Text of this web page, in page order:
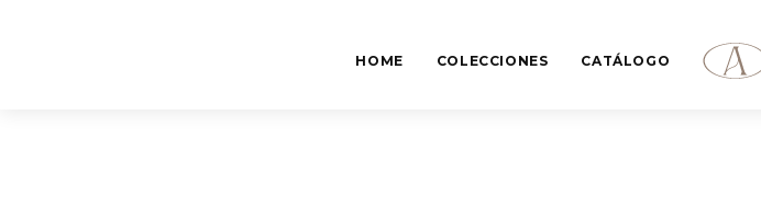
HOME COLECCIONES CATÁLOGO